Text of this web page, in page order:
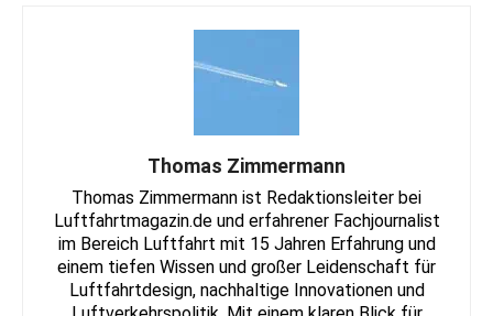
Thomas Zimmermann
Thomas Zimmermann ist Redaktionsleiter bei
Luftfahrtmagazin.de und erfahrener Fachjournalist
im Bereich Luftfahrt mit 15 Jahren Erfahrung und
einem tiefen Wissen und großer Leidenschaft für
Luftfahrtdesign, nachhaltige Innovationen und